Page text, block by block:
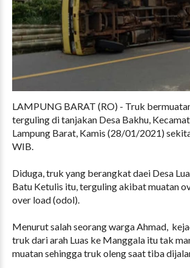
LAMPUNG BARAT (RO) - Truk
terguling di tanjakan Desa Bakhu,
Lampung Barat, Kamis (28/01/2021)
WIB.
Diduga, truk yang berangkat daei Desa
Batu Ketulis itu, terguling akibat muatan
over load (odol).
Menurut salah seorang warga Ahmad,
truk dari arah Luas ke Manggala itu tak
muatan sehingga truk oleng saat tiba